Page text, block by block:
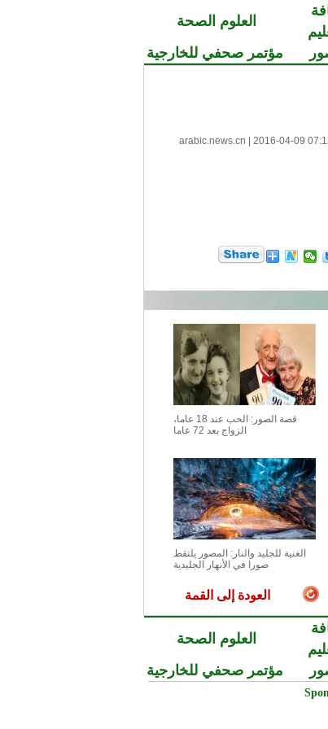
العلوم الصحة
مؤتمر صحفي للخارجية
arabic.news.cn 2016-04-09
قصة الصور: الحب عند 18 عاما،
الزواج بعد 72 عاما
الغنية للجليد والنار: المصور يلتقط
صورا في الأنهار الجليدية
العودة إلى القمة
العلوم الصحة
مؤتمر صحفي للخارجية